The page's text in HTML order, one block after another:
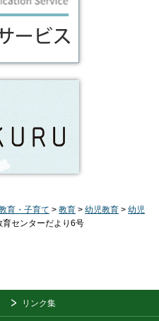
育・子育て > 教育 > 幼児教育 > 幼児
センターだより6号
リンク集